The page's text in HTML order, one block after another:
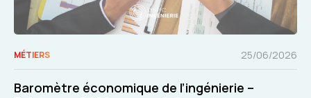
MÉTIERS 25/06/2026
Baromètre économique de l’ingénierie –